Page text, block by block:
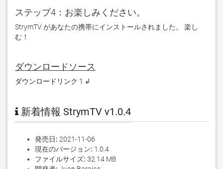
ステップ4：お楽しみください。
StrymTV があなたの携帯にインストールされました。 楽し
む！
ダウンロードソース
ダウンロードリンク 1 ↲
新着情報 StrymTV v1.0.4
発売日: 2021-11-06
現在のバージョン: 1.0.4
ファイルサイズ: 32.14 MB